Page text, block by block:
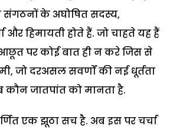
संगठनों के अघोषित सदस्य,
और हिमायती होते हैं. जो चाहते यह हैं
पर कोई बात ही न करे जिस से
जो दरअसल सवर्णों की नई धूर्तता
जातपांत को मानता है.
एक झूठा सच है. अब इस पर चर्चा